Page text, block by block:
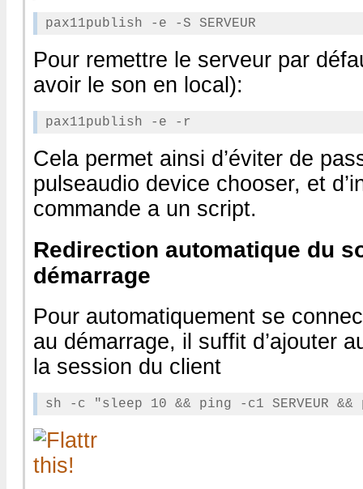
Pour remettre le serveur par
avoir le son en local):
Cela permet ainsi d’éviter de
pulseaudio device chooser, et
commande a un script.
Redirection automatique du
démarrage
Pour automatiquement se
au démarrage, il suffit d’ajouter
la session du client